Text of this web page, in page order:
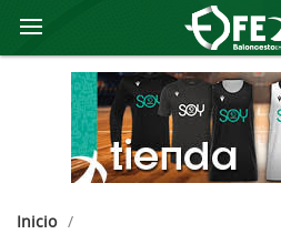
Inicio /